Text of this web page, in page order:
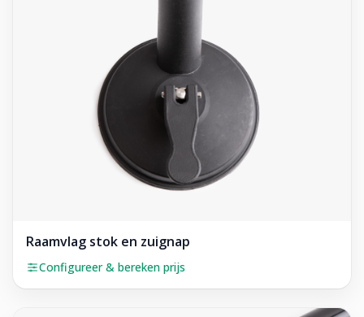
Raamvlag stok en zuignap
Configureer & bereken prijs